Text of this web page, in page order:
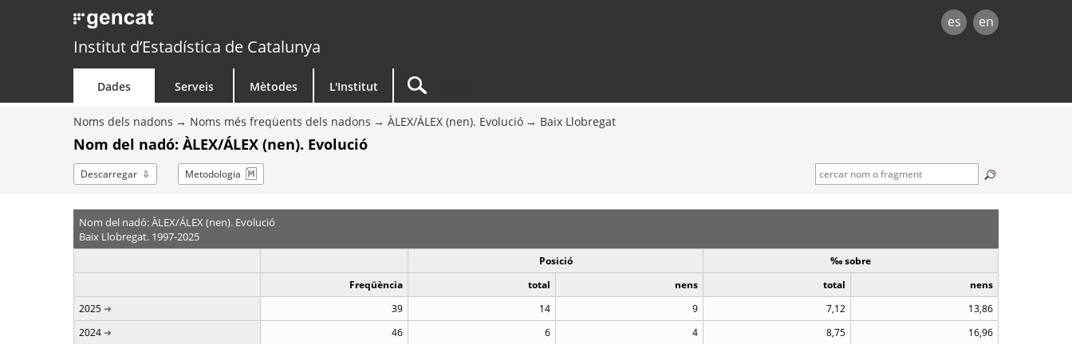
es en
Institut d’Estadística de Catalunya
Dades Serveis Mètodes L'Institut
Noms dels nadons Noms més freqüents dels nadons ÀLEX/ÁLEX (nen). Evolució Baix Llobregat
Nom del nadó: ÀLEX/ÁLEX (nen). Evolució
Descarregar Metodologia
Nom del nadó: ÀLEX/ÁLEX (nen). Evolució
Baix Llobregat. 1997-2025
Posició
‰ sobre
Freqüència
total nens total
nens
2025
39 14 9 7,12
13,86
2024
46 6 4 8,75
16,96